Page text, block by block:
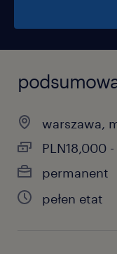
warszawa,
PLN18,000
permanent
pełen etat